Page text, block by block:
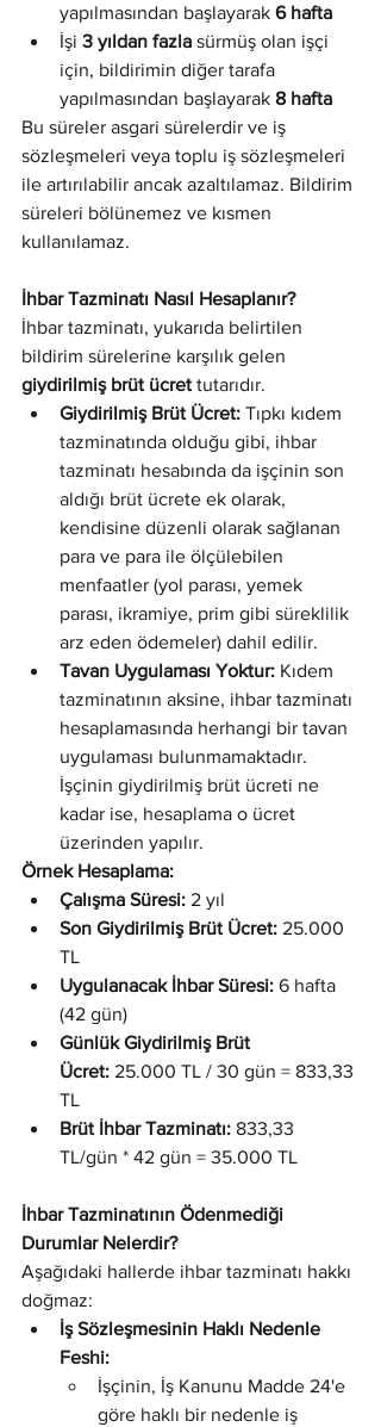
yapılmasından başlayarak 6 hafta
İşi 3 yıldan fazla sürmüş olan işçi
için, bildirimin diğer tarafa
yapılmasından başlayarak 8 hafta
Bu süreler asgari sürelerdir ve iş
sözleşmeleri veya toplu iş sözleşmeleri
ile artırılabilir ancak azaltılamaz. Bildirim
süreleri bölünemez ve kısmen
kullanılamaz.
İhbar Tazminatı Nasıl Hesaplanır?
İhbar tazminatı, yukarıda belirtilen
bildirim sürelerine karşılık gelen
giydirilmiş brüt ücret tutarıdır.
Giydirilmiş Brüt Ücret: Tıpkı kıdem
tazminatında olduğu gibi, ihbar
tazminatı hesabında da işçinin son
aldığı brüt ücrete ek olarak,
kendisine düzenli olarak sağlanan
para ve para ile ölçülebilen
menfaatler (yol parası, yemek
parası, ikramiye, prim gibi süreklilik
arz eden ödemeler) dahil edilir.
Tavan Uygulaması Yoktur: Kıdem
tazminatının aksine, ihbar tazminatı
hesaplamasında herhangi bir tavan
uygulaması bulunmamaktadır.
İşçinin giydirilmiş brüt ücreti ne
kadar ise, hesaplama o ücret
üzerinden yapılır.
Örnek Hesaplama:
Çalışma Süresi: 2 yıl
Son Giydirilmiş Brüt Ücret: 25.000
TL
Uygulanacak İhbar Süresi: 6 hafta
(42 gün)
Günlük Giydirilmiş Brüt
Ücret: 25.000 TL / 30 gün = 833,33
TL
Brüt İhbar Tazminatı: 833,33
TL/gün * 42 gün = 35.000 TL
İhbar Tazminatının Ödenmediği
Durumlar Nelerdir?
Aşağıdaki hallerde ihbar tazminatı hakkı
doğmaz:
İş Sözleşmesinin Haklı Nedenle
Feshi:
İşçinin, İş Kanunu Madde 24'e
göre haklı bir nedenle iş